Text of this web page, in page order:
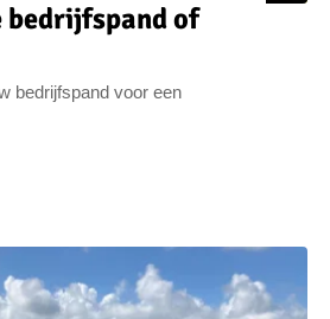
bedrijfspand of
bedrijfspand voor een